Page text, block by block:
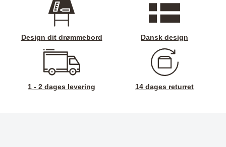
Design dit drømmebord Dansk design
1 - 2 dages levering 14 dages returret